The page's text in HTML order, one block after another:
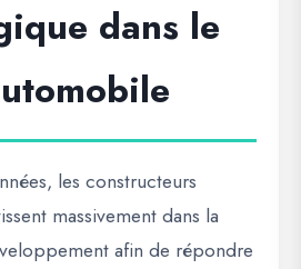
dans le
les constructeurs
massivement dans la
afin de répondre